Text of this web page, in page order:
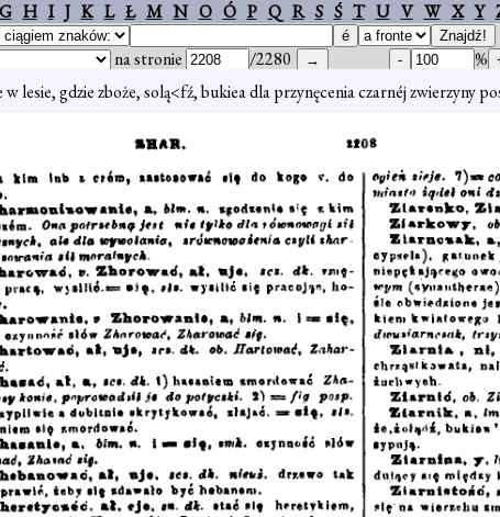
H I J K L Ł M N O Ó P Q R S Ś T U V W X Y
na stronie /2280 %
w lesie, gdzie zboże, solą<fź, bukiea dla przynęcenia czarnéj zwierzyny